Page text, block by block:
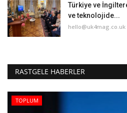
Türkiye ve
ve teknolojide...
hello@uk4mag.co.uk
RASTGELE HABERLER
TOPLUM